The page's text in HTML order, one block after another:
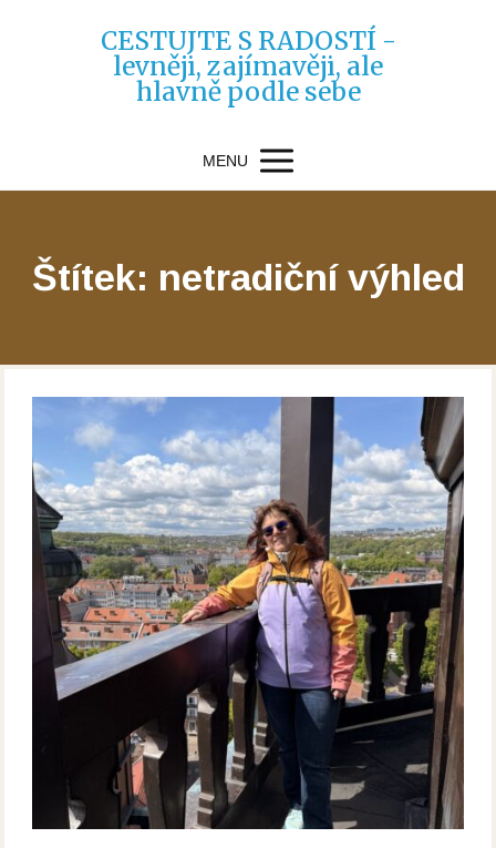
CESTUJTE S RADOSTÍ -
levněji, zajímavěji, ale
hlavně podle sebe
MENU
Štítek: netradiční výhled